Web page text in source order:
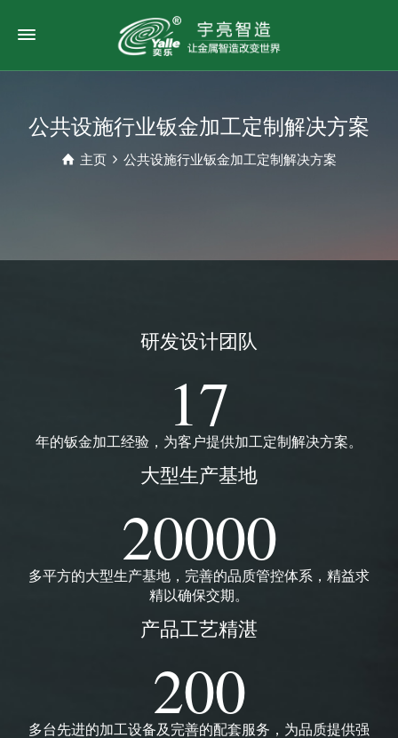
公共设施行业钣金加工定制解决方案
主页 公共设施行业钣金加工定制解决方案
研发设计团队
17
年的钣金加工经验，为客户提供加工定制解决方案。
大型生产基地
20000
多平方的大型生产基地，完善的品质管控体系，精益求
精以确保交期。
产品工艺精湛
200
多台先进的加工设备及完善的配套服务，为品质提供强